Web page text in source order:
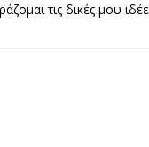
τις δικές μου